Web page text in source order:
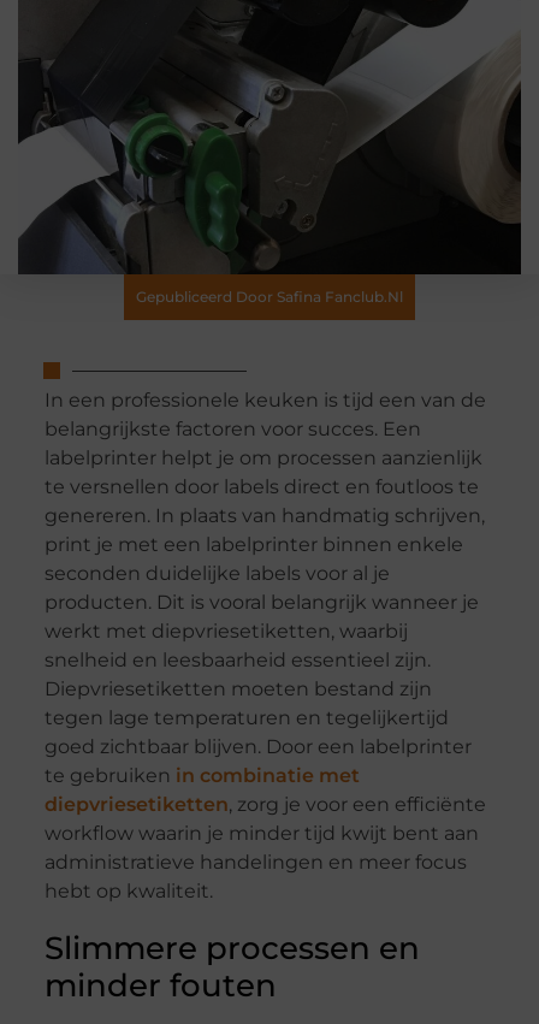
Gepubliceerd Door Safina Fanclub.nl
In een professionele keuken is tijd een van de
belangrijkste factoren voor succes. Een
labelprinter helpt je om processen aanzienlijk
te versnellen door labels direct en foutloos te
genereren. In plaats van handmatig schrijven,
print je met een labelprinter binnen enkele
seconden duidelijke labels voor al je
producten. Dit is vooral belangrijk wanneer je
werkt met diepvriesetiketten, waarbij
snelheid en leesbaarheid essentieel zijn.
Diepvriesetiketten moeten bestand zijn
tegen lage temperaturen en tegelijkertijd
goed zichtbaar blijven. Door een labelprinter
te gebruiken in combinatie met
diepvriesetiketten, zorg je voor een efficiënte
workflow waarin je minder tijd kwijt bent aan
administratieve handelingen en meer focus
hebt op kwaliteit.
Slimmere processen en
minder fouten